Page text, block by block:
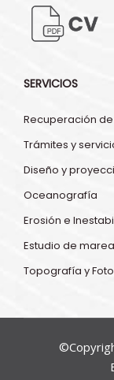
SERVICIOS
Recuperación
Trámites y
Diseño y
Oceanografía
Erosión e
Estudio de
Topografía y